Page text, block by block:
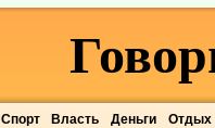
Спорт Власть Деньги Отдых